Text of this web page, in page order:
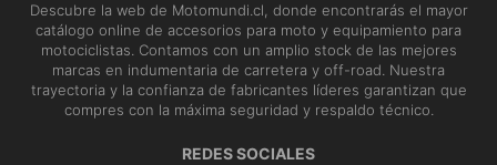
Descubre la web de Motomundi.cl, donde encontrarás el mayor
catálogo online de accesorios para moto y equipamiento para
motociclistas. Contamos con un amplio stock de las mejores
marcas en indumentaria de carretera y off-road. Nuestra
trayectoria y la confianza de fabricantes líderes garantizan que
compres con la máxima seguridad y respaldo técnico.
REDES SOCIALES